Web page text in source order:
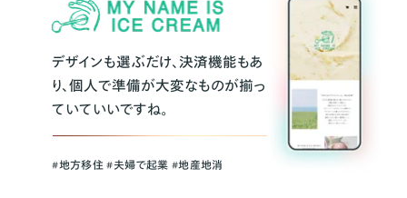
デザインも選ぶだけ、決済機能もあ
り、個人で準備が大変なものが揃っ
ていていいですね。
#地方移住 #夫婦で起業 #地産地消